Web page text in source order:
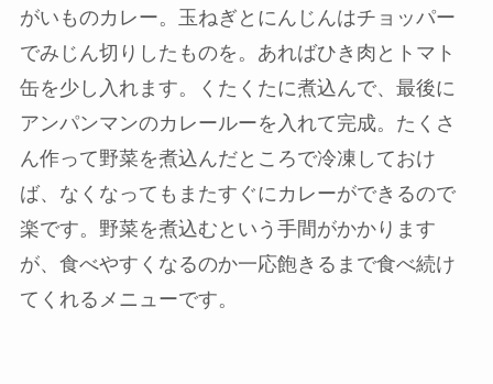
がいものカレー。玉ねぎとにんじんはチョッパー
でみじん切りしたものを。あればひき肉とトマト
缶を少し入れます。くたくたに煮込んで、最後に
アンパンマンのカレールーを入れて完成。たくさ
ん作って野菜を煮込んだところで冷凍しておけ
ば、なくなってもまたすぐにカレーができるので
楽です。野菜を煮込むという手間がかかります
が、食べやすくなるのか一応飽きるまで食べ続け
てくれるメニューです。